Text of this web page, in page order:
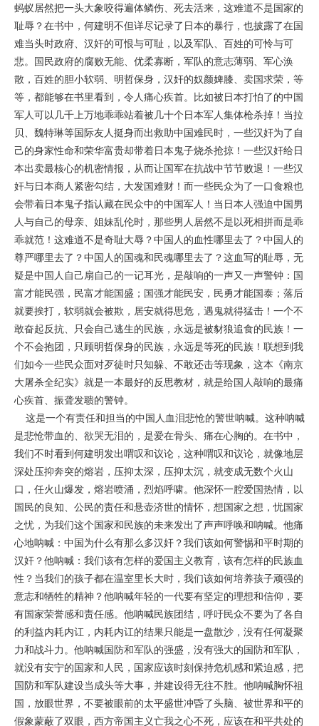
蚂蚁居然把一头大象咬得遍体鳞伤、死去活来，这难道不是国家的
耻辱？在书中，何建明不但详尽记录了日本的暴行，也披露了在国
难当头时政府、汉奸的可恨与可耻，以及军队、百姓的可怜与可
悲。国民政府的腐败无能、优柔寡断，军队的意志薄弱、军心涣
散，百姓的胆小软弱、明哲保身，汉奸的奴颜婢膝、卖国求荣，等
等，都能够在书里看到，令人痛心疾首。比如被日本打怕了的中国
军人可以几千上万地乖乖站着被几十个日本军人集体枪杀掉！当拉
贝、魏特琳等国际友人挺身而出救助中国难民时，一些汉奸为了自
己的身家性命和荣华富贵却带着日本鬼子烧杀抢掠！一些汉奸给日
本出卖最核心的机密情报，从而让国军在抗战中节节败退！一些汉
奸与日本商人紧密勾结，大发国难财！而一些民众为了一口食粮也
会带着日本鬼子指认藏在民众中的中国军人！当日本人强迫中国男
人与自己的母亲、姐妹乱伦时，那些男人居然不是以死相拼而是乖
乖就范！这难道不是奇耻大辱？中国人的血性哪里去了？中国人的
尊严哪里去了？中国人的国魂和民魂哪里去了？这血写的耻辱，无
疑是中国人自己扇自己的一记耳光，是敲响的一声又一声警钟：国
富才能民强，民富才能国盛；国强才能民安，民勇才能国泰；落后
就要挨打，软弱就会被欺，居安就得思危，遇鬼就得猛击！一个不
敢奋起反抗、只会自己逃生的民族，永远是被豺狼追食的民族！一
个不会抱团，只顾明哲保身的民族，永远是等死的民族！联想到我
们如今一些民众面对歹徒时只知躲、不敢还击等现象，这本《南京
大屠杀全纪实》就是一本最好的反思教材，就是给国人敲响的最痛
心疾首、振聋发聩的警钟。
这是一个有责任和担当的中国人血泪悲怆的警世呐喊。这种呐喊
是悲怆带血的、欲哭无泪的，是爱在骨头、痛在心胸的。在书中，
我们不时看到何建明发出喟叹和议论，这种喟叹和议论，就像地层
深处压抑奔突的熔岩，压抑太深，压抑太沉，就变成无数个火山
口，任火山爆发，熔岩喷涌，烈焰呼啸。他深怀一腔爱国热情，以
国民的良知、公民的责任和悬壶济世的情怀，想国家之想，忧国家
之忧，为我们这个国家和民族的未来发出了声声呼唤和呐喊。他痛
心地呐喊：中国为什么有那么多汉奸？我们该如何警惕和平时期的
汉奸？他呐喊：我们该有怎样的爱国主义教育，该有怎样的民族血
性？当我们的孩子都在温室里长大时，我们该如何培养孩子顽强的
意志和牺牲的精神？他呐喊年轻的一代要有坚定的理想和信仰，要
有国家荣誉感和责任感。他呐喊民族团结，呼吁民众不要为了各自
的利益内耗内讧，内耗内讧的结果只能是一盘散沙，没有任何凝聚
力和战斗力。他呐喊国防和军队的强盛，没有强大的国防和军队，
就没有安宁的国家和人民，国家应该时刻保持危机感和紧迫感，把
国防和军队建设当成头等大事，并建设得无往不胜。他呐喊胸怀祖
国，放眼世界，不要被眼前的太平盛世冲昏了头脑、被世界和平的
假象蒙蔽了双眼，西方帝国主义亡我之心不死，应该在和平共处的